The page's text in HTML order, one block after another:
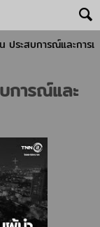
ประสบการณ์และการเ
การณ์และ